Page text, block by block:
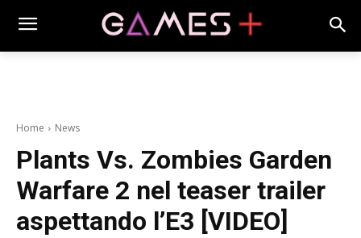
Home News
Plants Vs. Zombies Garden
Warfare 2 nel teaser trailer
aspettando l’E3 [VIDEO]